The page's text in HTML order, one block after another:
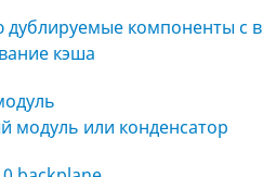
дублируемые компоненты с
кэша
модуль или конденсатор